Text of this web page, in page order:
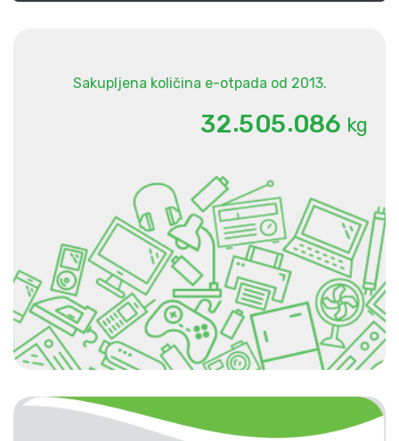
Sakupljena količina e-otpada od 2013.
32.505.086 kg